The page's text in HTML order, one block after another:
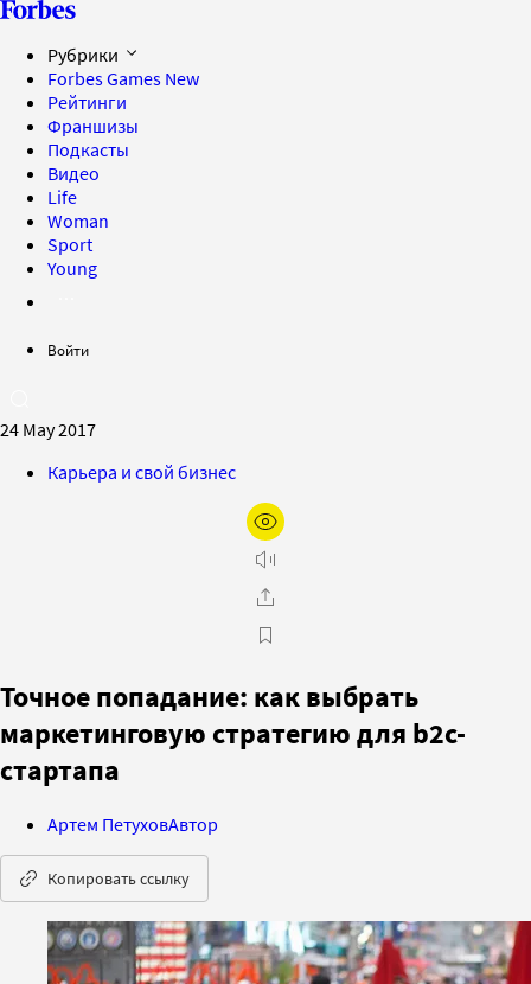
Рубрики
Forbes Games New
Рейтинги
Франшизы
Подкасты
Видео
Life
Woman
Sport
Young
Войти
24 May 2017
Карьера и свой бизнес
Точное попадание: как выбрать
маркетинговую стратегию для b2c-
стартапа
Артем ПетуховАвтор
Копировать ссылку